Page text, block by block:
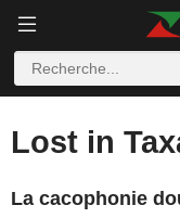
Lost in
La cacophonie